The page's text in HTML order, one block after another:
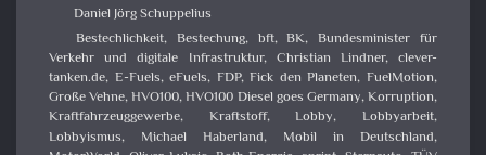
Daniel Jörg Schuppelius
Bestechlichkeit, Bestechung, bft,BK,Bundesminister für
Verkehr und digitale Infrastruktur, Christian Lindner,clever-
tanken.de, E-Fuels,eFuels, FDP,Fick den Planeten,FuelMotion,
Große Vehne,HVO100,HVO100 Diesel goes Germany,Korruption,
Kraftfahrzeuggewerbe, Kraftstoff,Lobby,Lobbyarbeit,
Lobbyismus, Michael Haberland, Mobil in Deutschland,